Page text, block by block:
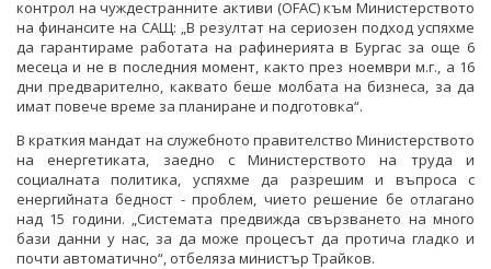
контрол на чуждестранните активи (OFAC) към Министерството
на финансите на САЩ: „В резултат на сериозен подход успяхме
да гарантираме работата на рафинерията в Бургас за още 6
месеца и не в последния момент, както през ноември м.г., а 16
дни предварително, каквато беше молбата на бизнеса, за да
имат повече време за планиране и подготовка“.
В краткия мандат на служебното правителство Министерството
на енергетиката, заедно с Министерството на труда и
социалната политика, успяхме да разрешим и въпроса с
енергийната бедност - проблем, чието решение бе отлагано
над 15 години. „Системата предвижда свързването на много
бази данни у нас, за да може процесът да протича гладко и
почти автоматично“, отбеляза министър Трайков.